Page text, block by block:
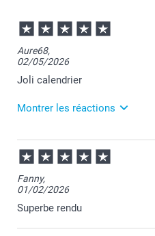
grand de nos calendriers
large pour 42cm de haut !
Le calendrier mural carré
apprécié également pour
Aure68,
02/05/2026
Joli calendrier
Montrer les réactions
13/05/2026
08:13
Merci pour votre
Nous restons à votre
belle journée.
Florence@smartphoto
Fanny,
01/02/2026
Superbe rendu